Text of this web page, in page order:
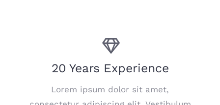
20 Years Experience
Lorem ipsum dolor sit amet,